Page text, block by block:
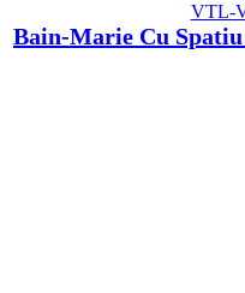
VTL-
Bain-Marie Cu